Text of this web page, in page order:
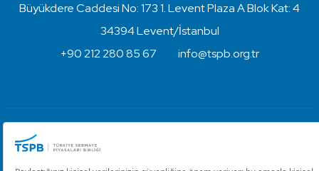
Büyükdere Caddesi No: 173 1. Levent Plaza A Blok Kat: 4
34394 Levent/İstanbul
+90 212 280 85 67
info@tspb.org.tr